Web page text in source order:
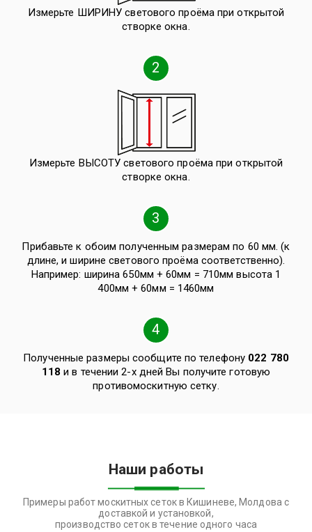
Измерьте ШИРИНУ светового проёма при открытой
створке окна.
2
Измерьте ВЫСОТУ светового проёма при открытой
створке окна.
3
Прибавьте к обоим полученным размерам по 60 мм. (к
длине, и ширине светового проёма соответственно).
Например: ширина 650мм + 60мм = 710мм высота 1
400мм + 60мм = 1460мм
4
Полученные размеры сообщите по телефону 022 780
118 и в течении 2-х дней Вы получите готовую
противомоскитную сетку.
Наши работы
Примеры работ москитных сеток в Кишиневе, Молдова с
доставкой и установкой,
производство сеток в течение одного часа